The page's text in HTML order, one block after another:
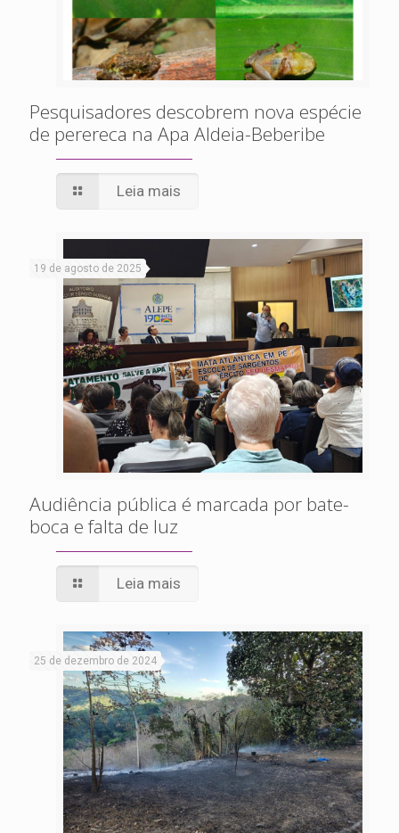
Pesquisadores descobrem nova espécie
de perereca na Apa Aldeia-Beberibe
Leia mais
19 de agosto de 2025
Audiência pública é marcada por bate-
boca e falta de luz
Leia mais
25 de dezembro de 2024